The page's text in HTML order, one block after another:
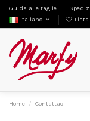
Guida alle taglie
Italiano
Home Contattaci